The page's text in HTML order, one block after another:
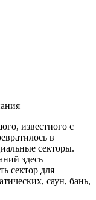
известного с
в
секторы.
здесь
сектор для
саун, бань,